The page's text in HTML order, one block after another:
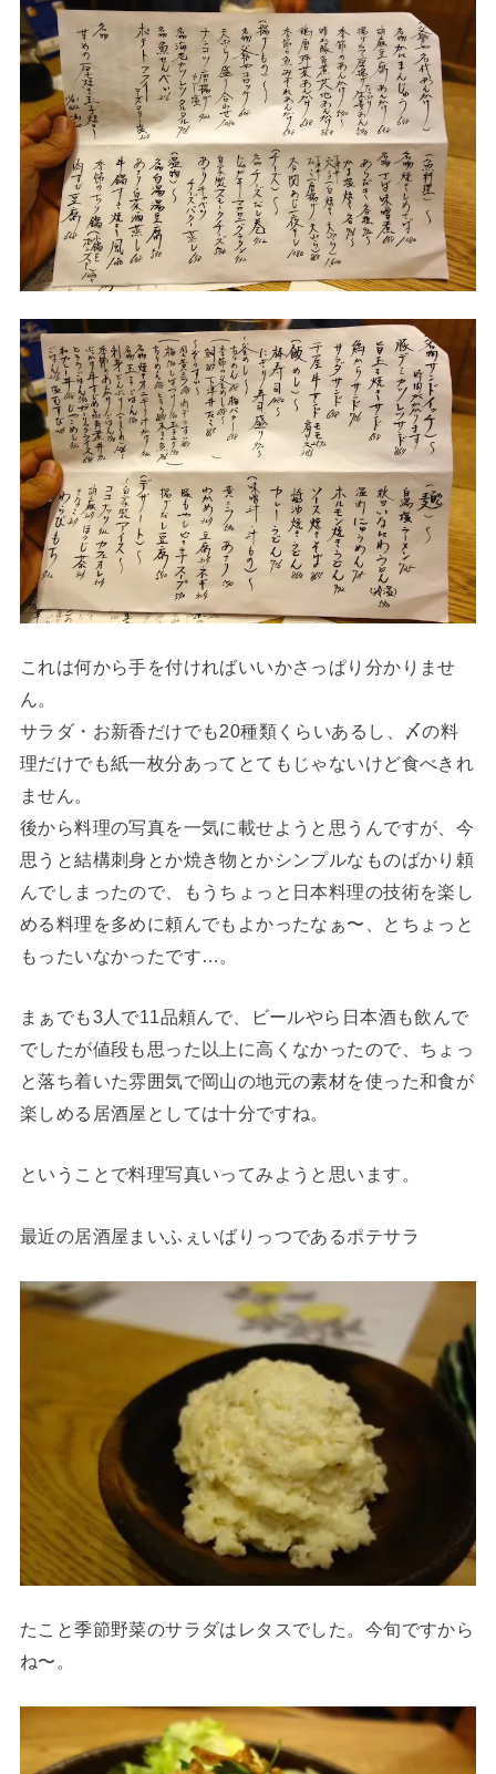
これは何から手を付ければいいかさっぱり分かりませ
ん。
サラダ・お新香だけでも20種類くらいあるし、〆の料
理だけでも紙一枚分あってとてもじゃないけど食べきれ
ません。
後から料理の写真を一気に載せようと思うんですが、今
思うと結構刺身とか焼き物とかシンプルなものばかり頼
んでしまったので、もうちょっと日本料理の技術を楽し
める料理を多めに頼んでもよかったなぁ〜、とちょっと
もったいなかったです…。
まぁでも3人で11品頼んで、ビールやら日本酒も飲んで
でしたが値段も思った以上に高くなかったので、ちょっ
と落ち着いた雰囲気で岡山の地元の素材を使った和食が
楽しめる居酒屋としては十分ですね。
ということで料理写真いってみようと思います。
最近の居酒屋まいふぇいばりっつであるポテサラ
たこと季節野菜のサラダはレタスでした。今旬ですから
ね〜。